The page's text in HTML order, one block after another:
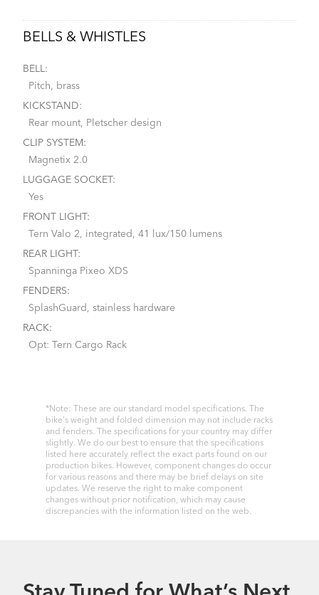
BELLS & WHISTLES
BELL:
Pitch, brass
KICKSTAND:
Rear mount, Pletscher design
CLIP SYSTEM:
Magnetix 2.0
LUGGAGE SOCKET:
Yes
FRONT LIGHT:
Tern Valo 2, integrated, 41 lux/150 lumens
REAR LIGHT:
Spanninga Pixeo XDS
FENDERS:
SplashGuard, stainless hardware
RACK:
Opt: Tern Cargo Rack
*Note: These are our standard model specifications. The
bike's weight and folded dimension may not include racks
and fenders. The specifications for your country may differ
slightly. We do our best to ensure that the specifications
listed here accurately reflect the exact parts found on our
production bikes. However, component changes do occur
for various reasons and there may be brief delays on site
updates. We reserve the right to make component
changes without prior notification, which may cause
discrepancies with the information listed on the web.